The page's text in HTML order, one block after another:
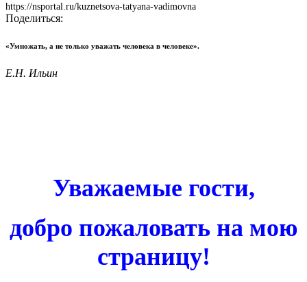
https://nsportal.ru/kuznetsova-tatyana-vadimovna
Поделиться:
«Умножать, а не только уважать человека в человеке».
Е.Н. Ильин
Уважаемые гости,
добро пожаловать на мою
страницу!